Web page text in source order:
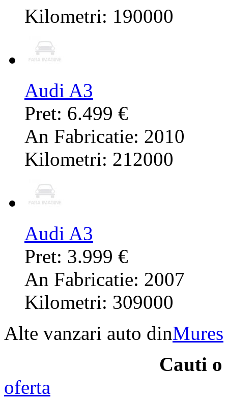
Kilometri: 190000
Audi A3
Pret: 6.499 €
An Fabricatie: 2010
Kilometri: 212000
Audi A3
Pret: 3.999 €
An Fabricatie: 2007
Kilometri: 309000
Alte vanzari auto dinMures
Cauti o
oferta